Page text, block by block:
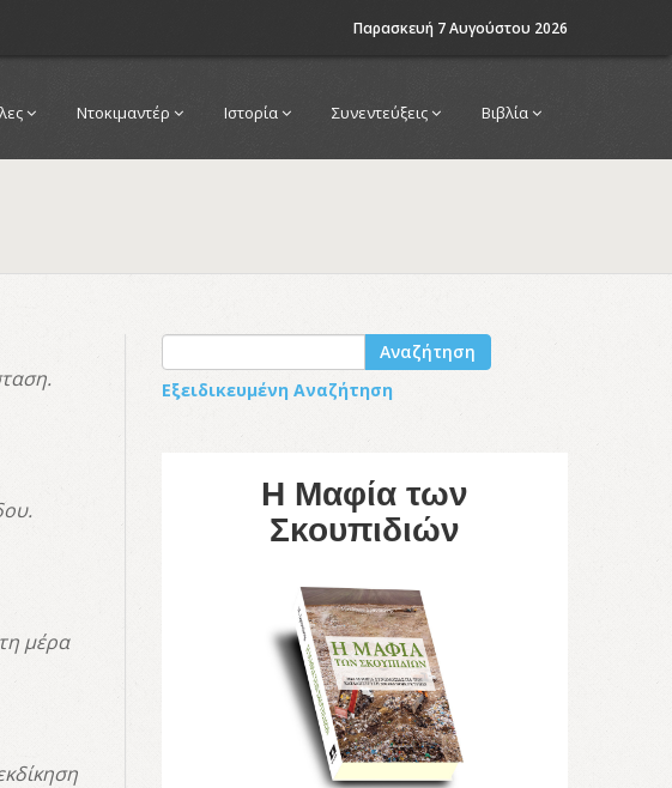
Παρασκευή 7 Αυγούστου 2026
Ντοκιμαντέρ Ιστορία Συνεντεύξεις Βιβλία
μέρα
Αναζήτηση
Εξειδικευμένη Αναζήτηση
Η Μαφία των
Σκουπιδιών